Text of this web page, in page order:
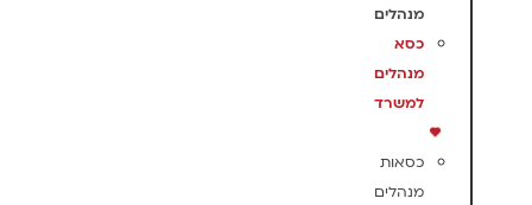
מנהלים
כסא
מנהלים
למשרד
כסאות
מנהלים